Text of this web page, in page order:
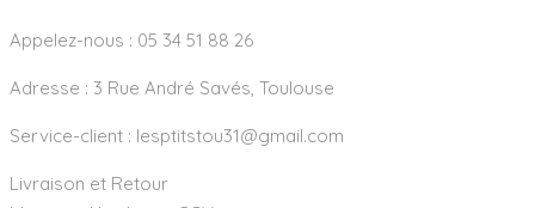
Appelez-nous : 05 34 51 88 26
Adresse : 3 Rue André Savés, Toulouse
Service-client : lesptitstou31@gmail.com
Livraison et Retour